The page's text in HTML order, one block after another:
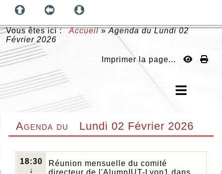
Vous êtes ici :Accueil»Agenda duLundi 02
Février 2026
Imprimer la page...
Agenda du Lundi 02 Février 2026
18:30
↓
Réunion mensuelle du comité
directeur de l'AlumnIUT-Lyon1 dans